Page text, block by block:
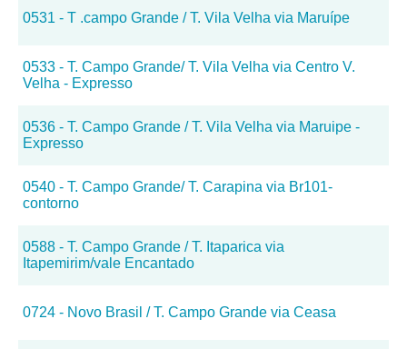
0531 - T .campo Grande / T. Vila Velha via Maruípe
0533 - T. Campo Grande/ T. Vila Velha via Centro V.
Velha - Expresso
0536 - T. Campo Grande / T. Vila Velha via Maruipe -
Expresso
0540 - T. Campo Grande/ T. Carapina via Br101-
contorno
0588 - T. Campo Grande / T. Itaparica via
Itapemirim/vale Encantado
0724 - Novo Brasil / T. Campo Grande via Ceasa